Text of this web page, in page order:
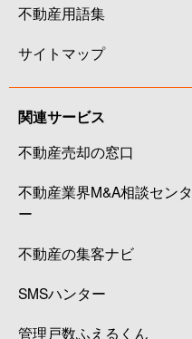
不動産用語集
サイトマップ
関連サービス
不動産売却の窓口
不動産業界M&A相談センタ
ー
不動産の集客ナビ
SMSハンター
管理戸数ふえるくん